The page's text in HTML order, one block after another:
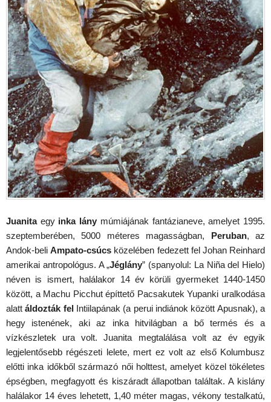
Juanitaegyinka lány múmiájának fantázianeve, amelyet 1995.
szeptemberében, 5000 méteres magasságban, Peruban, az
Andok-beliAmpato-csúcs közelében fedezett fel Johan Reinhard
amerikai antropológus. A „Jéglány” (spanyolul: La Niña del Hielo)
néven is ismert, halálakor 14 év körüli gyermeket 1440-1450
között, a Machu Picchut építtető Pacsakutek Yupanki uralkodása
alattáldozták felIntiilapának (a perui indiánok között Apusnak), a
hegy istenének, aki az inka hitvilágban a bő termés és a
vízkészletek ura volt. Juanita megtalálása volt az év egyik
legjelentősebb régészeti lelete, mert ez volt az első Kolumbusz
előtti inka időkből származó női holttest, amelyet közel tökéletes
épségben, megfagyott és kiszáradt állapotban találtak. A kislány
halálakor 14 éves lehetett, 1,40 méter magas, vékony testalkatú,